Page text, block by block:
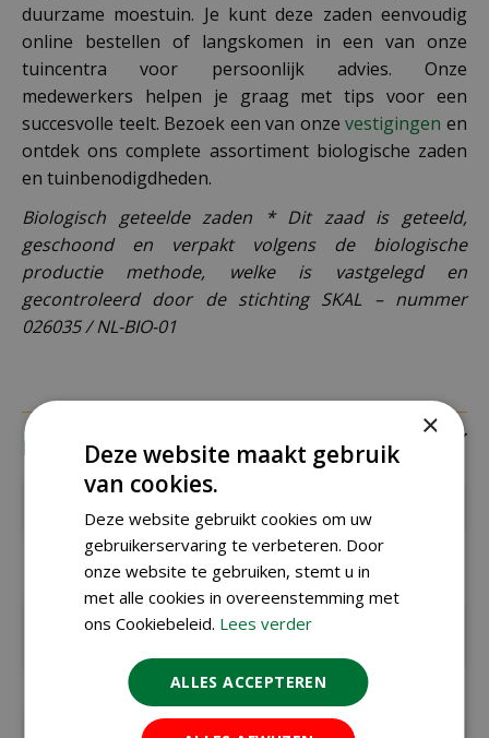
duurzame moestuin. Je kunt deze zaden eenvoudig
online bestellen of langskomen in een van onze
tuincentra voor persoonlijk advies. Onze
medewerkers helpen je graag met tips voor een
succesvolle teelt. Bezoek een van onzevestigingen en
ontdek ons complete assortiment biologische zaden
en tuinbenodigdheden.
Biologisch geteelde zaden * Dit zaad is geteeld,
geschoond en verpakt volgens de biologische
productie methode, welke is vastgelegd en
gecontroleerd door de stichting SKAL – nummer
026035 / NL-BIO-01
Eigenschappen
EAN code 8711441106146
leverancier
SL0614
Latijnse Cucumis sativus
Sluis Garden
×
Deze website maakt gebruik
van cookies.
Deze website gebruikt cookies om uw
gebruikerservaring te verbeteren. Door
onze website te gebruiken, stemt u in
met alle cookies in overeenstemming met
ons Cookiebeleid. Lees verder
ALLES ACCEPTEREN